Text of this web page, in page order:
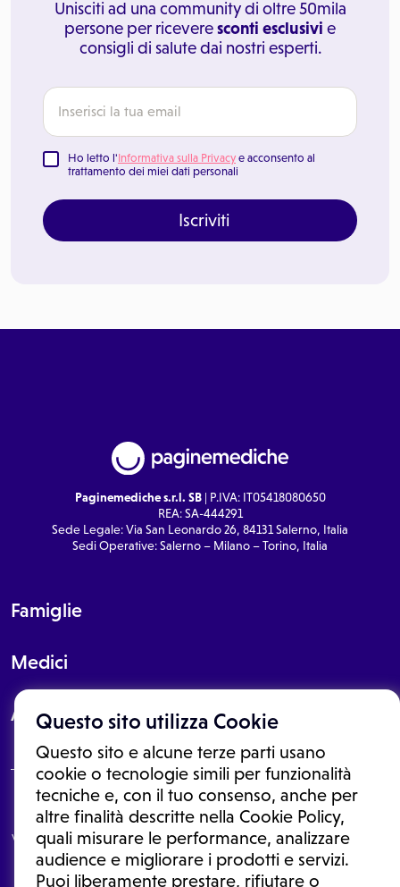
Questo sito utilizza Cookie
Questo sito e alcune terze parti usano
cookie o tecnologie simili per funzionalità
tecniche e, con il tuo consenso, anche per
altre finalità descritte nella Cookie Policy,
quali misurare le performance, analizzare
audience e migliorare i prodotti e servizi.
Puoi liberamente prestare, rifiutare o
Unisciti ad una community di oltre 50mila
persone per riceveresconti esclusivi e
consigli di salute dai nostri esperti.
Ho letto l'Informativa sulla Privacy e acconsento al
trattamento dei miei dati personali
Iscriviti
Paginemediche s.r.l. SB| P.IVA: IT05418080650
REA: SA-444291
Sede Legale: Via San Leonardo 26, 84131 Salerno, Italia
Sedi Operative: Salerno – Milano – Torino, Italia
Famiglie
Medici
About
Le informazioni proposte in questo sito non sono un consulto medico.
In nessun caso, queste informazioni sostituiscono un consulto, una
visita o una diagnosi formulata dal medico. Non si devono considerare
le informazioni disponibili come suggerimenti per la formulazione di
una diagnosi, la determinazione di un trattamento o l'assunzione o
sospensione di un farmaco senza prima consultare un medico di